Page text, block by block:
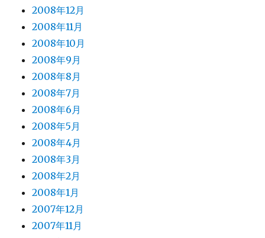
2008年12月
2008年11月
2008年10月
2008年9月
2008年8月
2008年7月
2008年6月
2008年5月
2008年4月
2008年3月
2008年2月
2008年1月
2007年12月
2007年11月